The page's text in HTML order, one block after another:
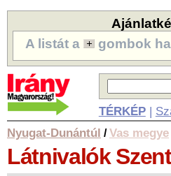
A listát a
gombok
TÉRKÉP|
Nyugat-Dunántúl /Vas megye
Látnivalók